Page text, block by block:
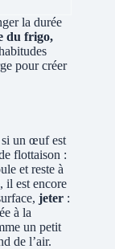
la durée
du frigo,
pour créer
si un œuf est
flottaison :
et reste à
il est encore
jeter :
à la
un petit
de l’air.